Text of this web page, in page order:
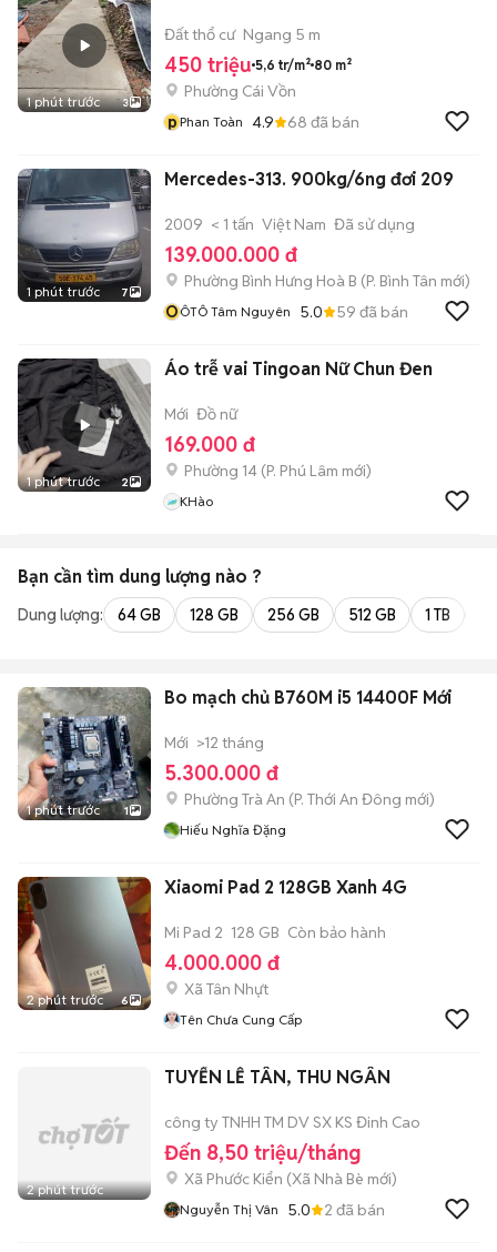
1 phút trước 3
Đất thổ cư Ngang 5 m
450 triệu 5,6 tr/m² 80 m²
Phường Cái Vồn
pPhan Toàn 4.9 68 đã bán
1 phút trước 7
Mercedes-313. 900kg/6ng đơi 209
2009 < 1 tấn Việt Nam Đã sử dụng
139.000.000 đ
Phường Bình Hưng Hoà B (P. Bình Tân mới)
ÔÔTÔ Tâm Nguyên 5.0 59 đã bán
1 phút trước 2
Áo trễ vai Tingoan Nữ Chun Đen
Mới Đồ nữ
169.000 đ
Phường 14 (P. Phú Lâm mới)
KHào
Bạn cần tìm dung lượng nào ?
Dung lượng: 64 GB 128 GB 256 GB 512 GB 1 TB
1 phút trước 1
Bo mạch chủ B760M i5 14400F Mới
Mới >12 tháng
5.300.000 đ
Phường Trà An (P. Thới An Đông mới)
Hiếu Nghĩa Đặng
2 phút trước 6
Xiaomi Pad 2 128GB Xanh 4G
Mi Pad 2 128 GB Còn bảo hành
4.000.000 đ
Xã Tân Nhựt
Tên Chưa Cung Cấp
2 phút trước
TUYỂN LỄ TÂN, THU NGÂN
công ty TNHH TM DV SX KS Đinh Cao
Đến 8,50 triệu/tháng
Xã Phước Kiển (Xã Nhà Bè mới)
Nguyễn Thị Vân 5.0 2 đã bán